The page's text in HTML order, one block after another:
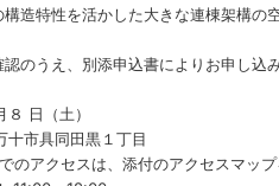
造特性を活かした大きな連棟架構の
のうえ、別添申込書によりお申し込み
日（土）
市具同田黒１丁目
セスは、添付のアクセスマップを